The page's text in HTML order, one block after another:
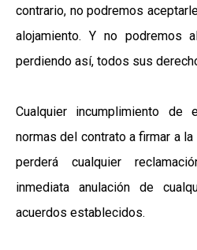
contrario, no podremos
alojamiento. Y no podremos
perdiendo así, todos sus
Cualquier incumplimiento
normas del contrato a firmar a
perderá cualquier
inmediata anulación de
acuerdos establecidos.